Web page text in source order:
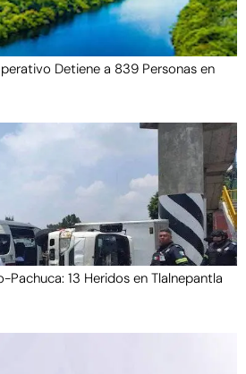
Detiene a 839 Personas en
Pachuca: 13 Heridos en Tlalnepantla